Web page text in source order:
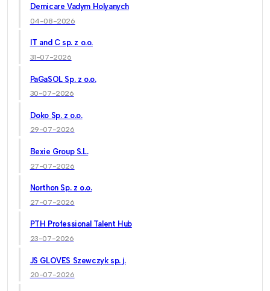
Demicare Vadym Holyanych
04-08-2026
IT and C sp. z o.o.
31-07-2026
PaGaSOL Sp. z o.o.
30-07-2026
Doko Sp. z o.o.
29-07-2026
Bexie Group S.L.
27-07-2026
Northon Sp. z o.o.
27-07-2026
PTH Professional Talent Hub
23-07-2026
JS GLOVES Szewczyk sp. j.
20-07-2026